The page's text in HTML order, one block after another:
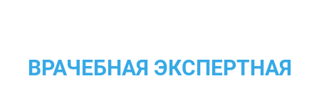
ВРАЧЕБНАЯ ЭКСПЕРТНАЯ